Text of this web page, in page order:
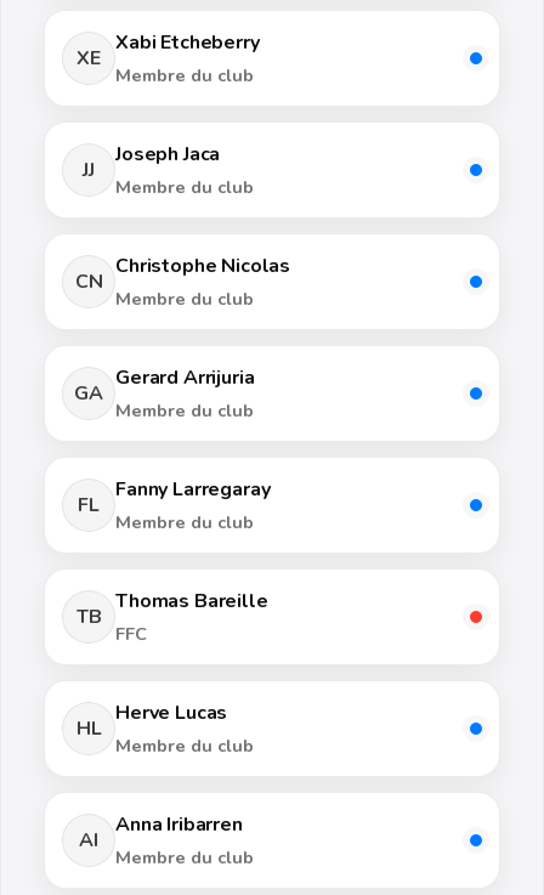
XE
Xabi Etcheberry
Membre du club
JJ
Joseph Jaca
Membre du club
CN
Christophe Nicolas
Membre du club
GA
Gerard Arrijuria
Membre du club
FL
Fanny Larregaray
Membre du club
TB
Thomas Bareille
FFC
HL
Herve Lucas
Membre du club
AI
Anna Iribarren
Membre du club